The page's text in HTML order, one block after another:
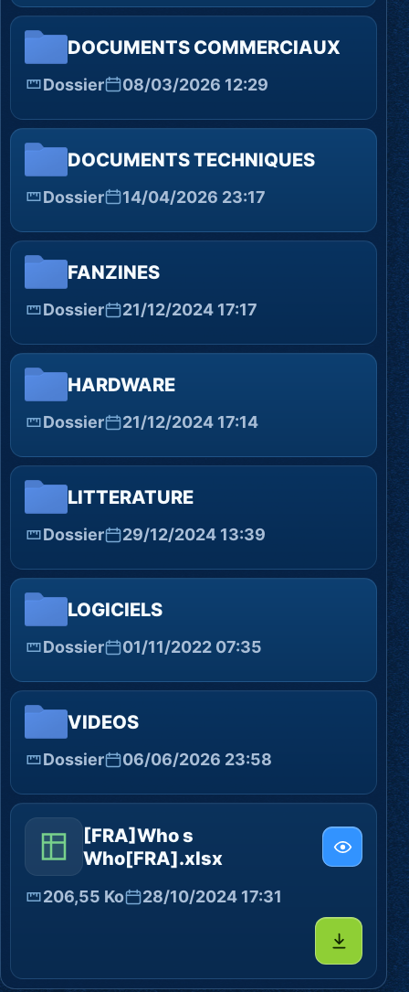
DOCUMENTS COMMERCIAUX
Dossier 08/03/2026 12:29
DOCUMENTS TECHNIQUES
Dossier 14/04/2026 23:17
FANZINES
Dossier 21/12/2024 17:17
HARDWARE
Dossier 21/12/2024 17:14
LITTERATURE
Dossier 29/12/2024 13:39
LOGICIELS
Dossier 01/11/2022 07:35
VIDEOS
Dossier 06/06/2026 23:58
[FRA]Who s
Who[FRA].xlsx
206,55 Ko 28/10/2024 17:31